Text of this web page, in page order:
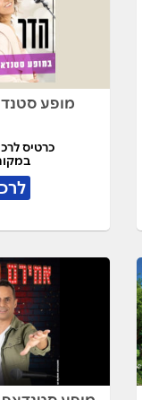
מופע
כרטיס
במקום